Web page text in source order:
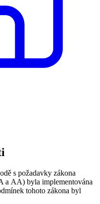
s požadavky zákona
a AA) byla implementována
tohoto zákona byl